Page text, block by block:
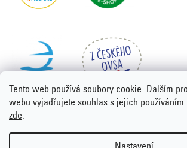
Tento web používá soubory cookie. Dalším
webu vyjadřujete souhlas s jejich
zde.
Vytvořil Shoptet Premium